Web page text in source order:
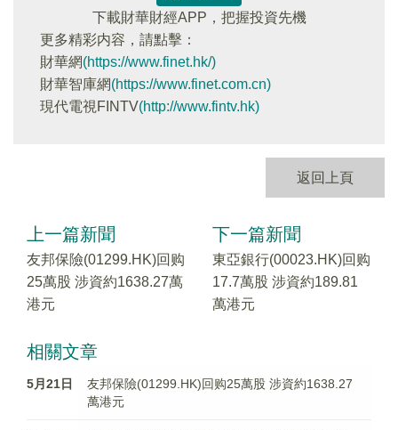
下載財華財經APP，把握投資先機
更多精彩内容，請點擊：
財華網(https://www.finet.hk/)
財華智庫網(https://www.finet.com.cn)
現代電視FINTV(http://www.fintv.hk)
返回上頁
上一篇新聞
友邦保險(01299.HK)回购
25萬股 涉資約1638.27萬
港元
下一篇新聞
東亞銀行(00023.HK)回购
17.7萬股 涉資約189.81
萬港元
相關文章
5月21日
友邦保險(01299.HK)回购25萬股 涉資約1638.27
萬港元